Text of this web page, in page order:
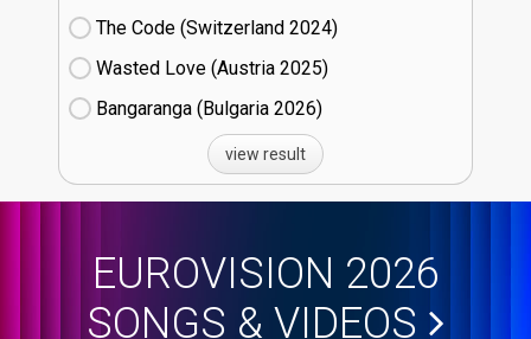
The Code (Switzerland
24)
Wasted Love (Austria
25)
Bangaranga (Bulgaria
26)
view result
EUROVISION 2026
SONGS & VIDEOS